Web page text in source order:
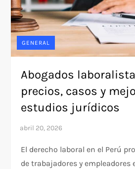
GENERAL
Abogados
precios, casos y
estudios jurídicos
El derecho laboral en el Perú
de trabajadores y empleadores